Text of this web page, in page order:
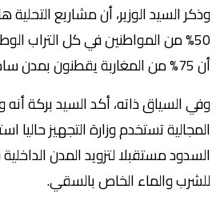
وذكر السيد الوزير، أن مشاريع
50% من المواطنين في كل التراب
أن 75% من المغاربة يقطنون بمدن ساحلية.
وفي السياق ذاته، أكد السيد بركة أنه
المجالية تستخدم وزارة التجهيز حاليا
السدود مستقبلا لتزويد المدن
للشرب والماء الخاص بالسقي.